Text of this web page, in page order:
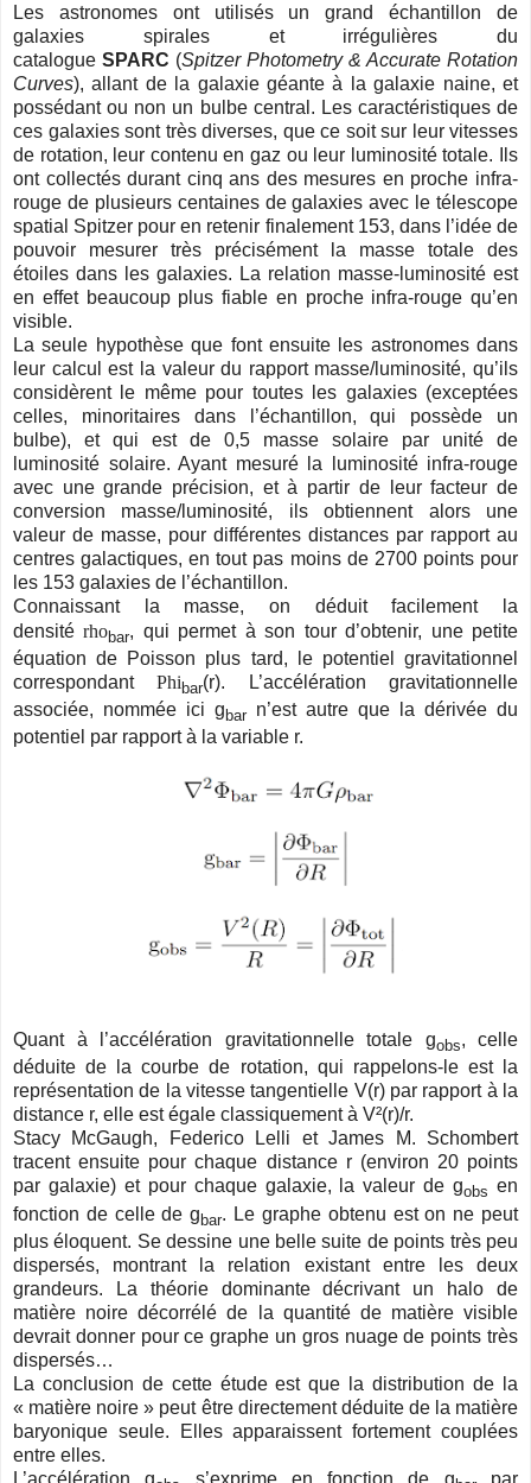
Les astronomes ont utilisés un grand échantillon de
galaxies spirales et irrégulières du
catalogue SPARC (Spitzer Photometry & Accurate Rotation
Curves), allant de la galaxie géante à la galaxie naine, et
possédant ou non un bulbe central. Les caractéristiques de
ces galaxies sont très diverses, que ce soit sur leur vitesses
de rotation, leur contenu en gaz ou leur luminosité totale. Ils
ont collectés durant cinq ans des mesures en proche infra-
rouge de plusieurs centaines de galaxies avec le télescope
spatial Spitzer pour en retenir finalement 153, dans l’idée de
pouvoir mesurer très précisément la masse totale des
étoiles dans les galaxies. La relation masse-luminosité est
en effet beaucoup plus fiable en proche infra-rouge qu’en
visible.
La seule hypothèse que font ensuite les astronomes dans
leur calcul est la valeur du rapport masse/luminosité, qu’ils
considèrent le même pour toutes les galaxies (exceptées
celles, minoritaires dans l’échantillon, qui possède un
bulbe), et qui est de 0,5 masse solaire par unité de
luminosité solaire. Ayant mesuré la luminosité infra-rouge
avec une grande précision, et à partir de leur facteur de
conversion masse/luminosité, ils obtiennent alors une
valeur de masse, pour différentes distances par rapport au
centres galactiques, en tout pas moins de 2700 points pour
les 153 galaxies de l’échantillon.
Connaissant la masse, on déduit facilement la
densitérhobar, qui permet à son tour d’obtenir, une petite
équation de Poisson plus tard, le potentiel gravitationnel
correspondant
Phibar(r). L’accélération gravitationnelle
associée, nommée ici g bar n’est autre que la dérivée du
potentiel par rapport à la variable r.
Quant à l’accélération gravitationnelle totale gobs, celle
déduite de la courbe de rotation, qui rappelons-le est la
représentation de la vitesse tangentielle V(r) par rapport à la
distance r, elle est égale classiquement à V²(r)/r.
Stacy McGaugh, Federico Lelli et James M. Schombert
tracent ensuite pour chaque distance r (environ 20 points
par galaxie) et pour chaque galaxie, la valeur de gobs en
fonction de celle de gbar. Le graphe obtenu est on ne peut
plus éloquent. Se dessine une belle suite de points très peu
dispersés, montrant la relation existant entre les deux
grandeurs. La théorie dominante décrivant un halo de
matière noire décorrélé de la quantité de matière visible
devrait donner pour ce graphe un gros nuage de points très
dispersés…
La conclusion de cette étude est que la distribution de la
« matière noire » peut être directement déduite de la matière
baryonique seule. Elles apparaissent fortement couplées
entre elles.
L’accélération g
s’exprime en fonction de g par